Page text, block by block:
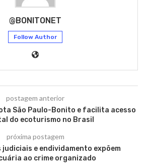
@BONITONET
Follow Author
postagem anterior
São Paulo-Bonito e facilita acesso
do ecoturismo no Brasil
próxima postagem
judiciais e endividamento expõem
ao crime organizado